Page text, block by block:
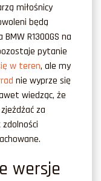
miłośnicy
będą
R1300GS na
pytanie
w teren, ale my
nie wyprze się
wiedząc, że
za
wersje